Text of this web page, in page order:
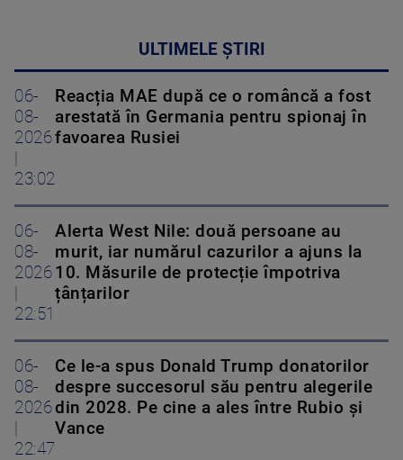
ULTIMELE ȘTIRI
06-
08-
2026
23:02
Reacția MAE după ce o româncă a fost
arestată în Germania pentru spionaj în
favoarea Rusiei
06-
08-
2026
22:51
Alerta West Nile: două persoane au
murit, iar numărul cazurilor a ajuns la
10. Măsurile de protecție împotriva
țânțarilor
06-
08-
2026
22:47
Ce le-a spus Donald Trump donatorilor
despre succesorul său pentru alegerile
din 2028. Pe cine a ales între Rubio și
Vance